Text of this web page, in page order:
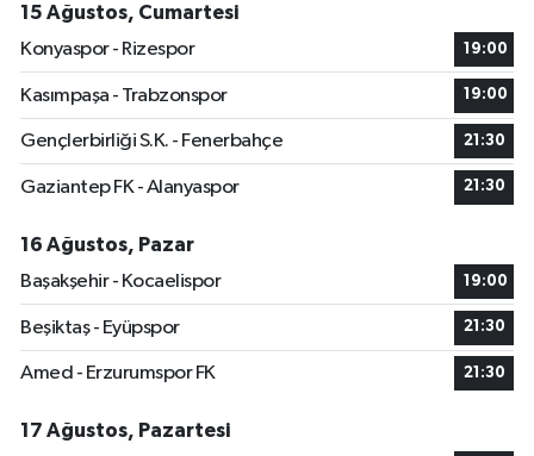
15 Ağustos, Cumartesi
Konyaspor - Rizespor
19:00
Kasımpaşa - Trabzonspor 19:00
Gençlerbirliği S.K. - Fenerbahçe 21:30
Gaziantep FK - Alanyaspor 21:30
16 Ağustos, Pazar
Başakşehir - Kocaelispor
19:00
Beşiktaş - Eyüpspor 21:30
Amed - Erzurumspor FK 21:30
17 Ağustos, Pazartesi